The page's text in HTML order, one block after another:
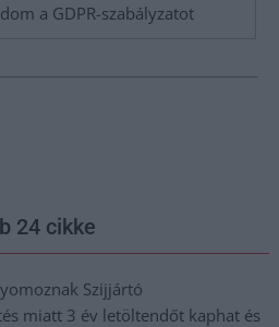
a GDPR-szabályzatot
24 cikke
Szijjártó
miatt 3 év letöltendőt kaphat és